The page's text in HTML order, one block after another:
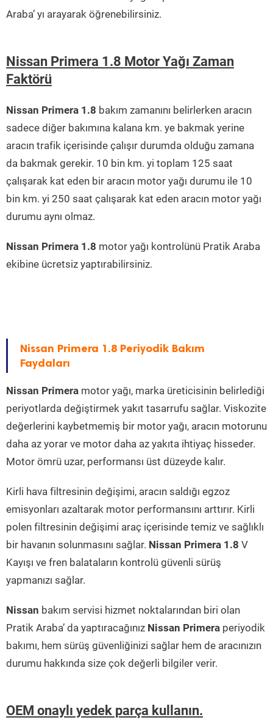
Araba’ yı arayarak öğrenebilirsiniz.
Nissan Primera 1.8 Motor Yağı Zaman
Faktörü
Nissan Primera 1.8 bakım zamanını belirlerken aracın
sadece diğer bakımına kalana km. ye bakmak yerine
aracın trafik içerisinde çalışır durumda olduğu zamana
da bakmak gerekir. 10 bin km. yi toplam 125 saat
çalışarak kat eden bir aracın motor yağı durumu ile 10
bin km. yi 250 saat çalışarak kat eden aracın motor yağı
durumu aynı olmaz.
Nissan Primera 1.8 motor yağı kontrolünü Pratik Araba
ekibine ücretsiz yaptırabilirsiniz.
Nissan Primera 1.8 Periyodik Bakım
Faydaları
Nissan Primera motor yağı, marka üreticisinin belirlediği
periyotlarda değiştirmek yakıt tasarrufu sağlar. Viskozite
değerlerini kaybetmemiş bir motor yağı, aracın motorunu
daha az yorar ve motor daha az yakıta ihtiyaç hisseder.
Motor ömrü uzar, performansı üst düzeyde kalır.
Kirli hava filtresinin değişimi, aracın saldığı egzoz
emisyonları azaltarak motor performansını arttırır. Kirli
polen filtresinin değişimi araç içerisinde temiz ve sağlıklı
bir havanın solunmasını sağlar. Nissan Primera 1.8 V
Kayışı ve fren balataların kontrolü güvenli sürüş
yapmanızı sağlar.
Nissan bakım servisi hizmet noktalarından biri olan
Pratik Araba’ da yaptıracağınız Nissan Primera periyodik
bakımı, hem sürüş güvenliğinizi sağlar hem de aracınızın
durumu hakkında size çok değerli bilgiler verir.
OEM onaylı yedek parça kullanın.